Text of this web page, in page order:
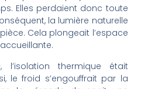
Elles perdaient donc toute
la lumière naturelle
Cela plongeait l’espace
l’isolation thermique était
le froid s’engouffrait par la